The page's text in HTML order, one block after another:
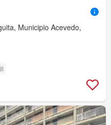
Municipio Acevedo,